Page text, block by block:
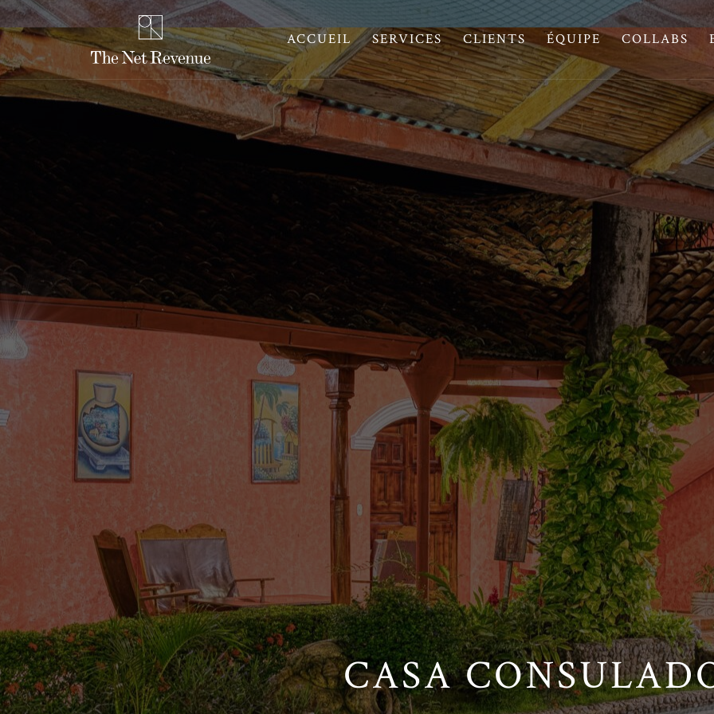
ACCUEIL SERVICES CLIENTS ÉQUIPE COLLABS
CASA